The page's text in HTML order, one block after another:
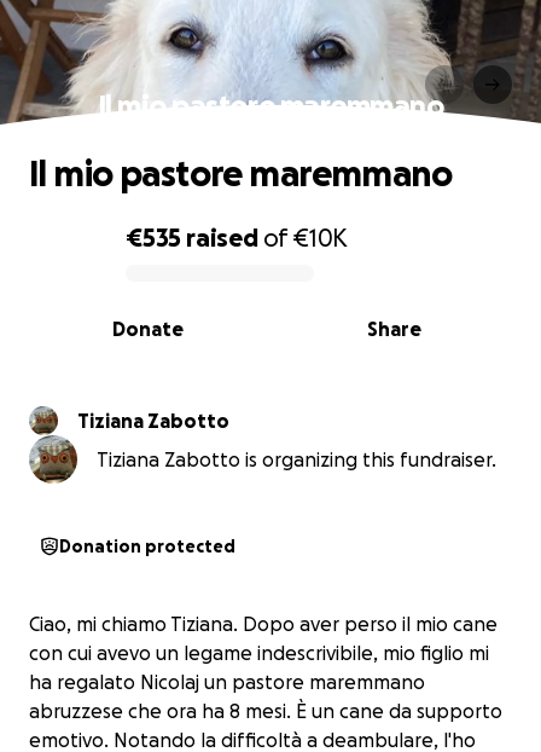
Il mio pastore maremmano
0% complete
€535 raised of€10K
Share
Donate
Il mio pastore maremmano
Tiziana Zabotto
Tiziana Zabotto is organizing this fundraiser.
Donation protected
Ciao, mi chiamo Tiziana. Dopo aver perso il mio cane
con cui avevo un legame indescrivibile, mio figlio mi
ha regalato Nicolaj un pastore maremmano
abruzzese che ora ha 8 mesi. È un cane da supporto
emotivo. Notando la difficoltà a deambulare, l'ho